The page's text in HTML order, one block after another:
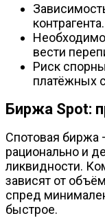
контрагента.
вести
Риск
платёжных
Биржа Spot:
Спотовая биржа
рационально и
ликвидности.
зависят от
спред
быстрое.